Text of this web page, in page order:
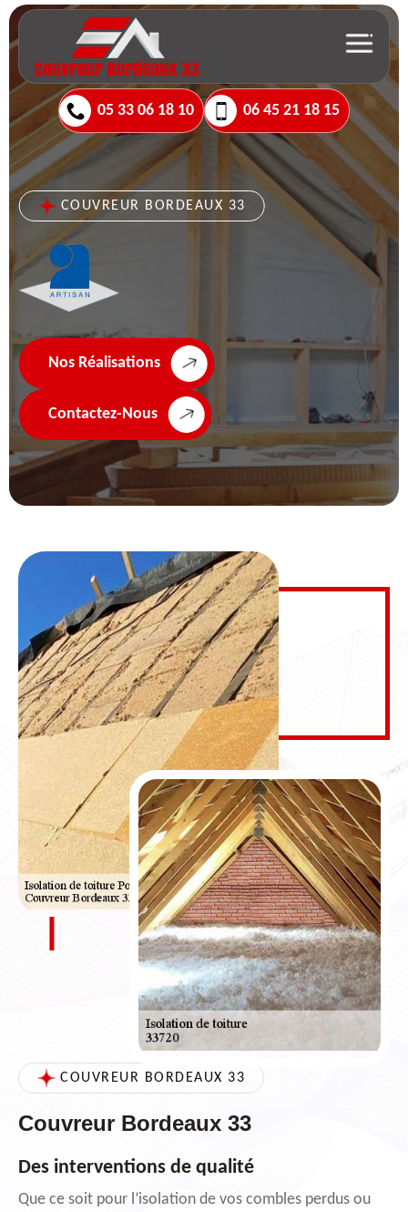
05 33 06 18 10 06 45 21 18 15
COUVREUR BORDEAUX 33
Nos Réalisations
Contactez-Nous
COUVREUR BORDEAUX 33
Couvreur Bordeaux 33
Des interventions de qualité
Que ce soit pour l’isolation de vos combles perdus ou